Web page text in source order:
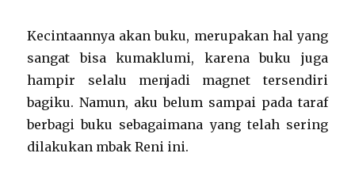
Kecintaannya akan buku, merupakan hal yang
sangat bisa kumaklumi, karena buku juga
hampir selalu menjadi magnet tersendiri
bagiku. Namun, aku belum sampai pada taraf
berbagi buku sebagaimana yang telah sering
dilakukan mbak Reni ini.